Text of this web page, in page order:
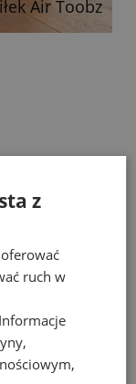
Air Toobz
średnia, są
klientów,
z
ruch w